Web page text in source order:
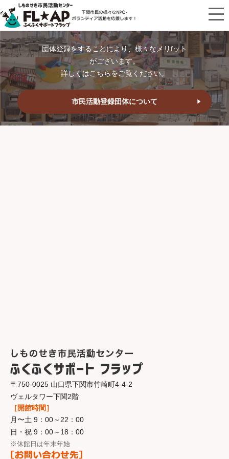
団体登録をすることにより、様々なメリfット
がございます。
詳しくはこちらをご覧ください。
市民活動登録団体について
〒750-0025 山口県下関市竹崎町4-4-2
ヴェルタワー下関2階
［開館時間］
月〜土 9：00～22：00
日・祝 9：00～18：00
※休館日は年末年始